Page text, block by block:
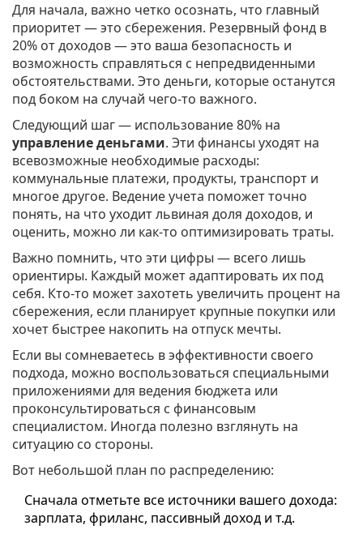
Для начала, важно четко осознать, что главный
приоритет — это сбережения. Резервный фонд в
20% от доходов — это ваша безопасность и
возможность справляться с непредвиденными
обстоятельствами. Это деньги, которые останутся
под боком на случай чего-то важного.
Следующий шаг — использование 80% на
управление деньгами. Эти финансы уходят на
всевозможные необходимые расходы:
коммунальные платежи, продукты, транспорт и
многое другое. Ведение учета поможет точно
понять, на что уходит львиная доля доходов, и
оценить, можно ли как-то оптимизировать траты.
Важно помнить, что эти цифры — всего лишь
ориентиры. Каждый может адаптировать их под
себя. Кто-то может захотеть увеличить процент на
сбережения, если планирует крупные покупки или
хочет быстрее накопить на отпуск мечты.
Если вы сомневаетесь в эффективности своего
подхода, можно воспользоваться специальными
приложениями для ведения бюджета или
проконсультироваться с финансовым
специалистом. Иногда полезно взглянуть на
ситуацию со стороны.
Вот небольшой план по распределению:
Сначала отметьте все источники вашего дохода:
зарплата, фриланс, пассивный доход и т.д.